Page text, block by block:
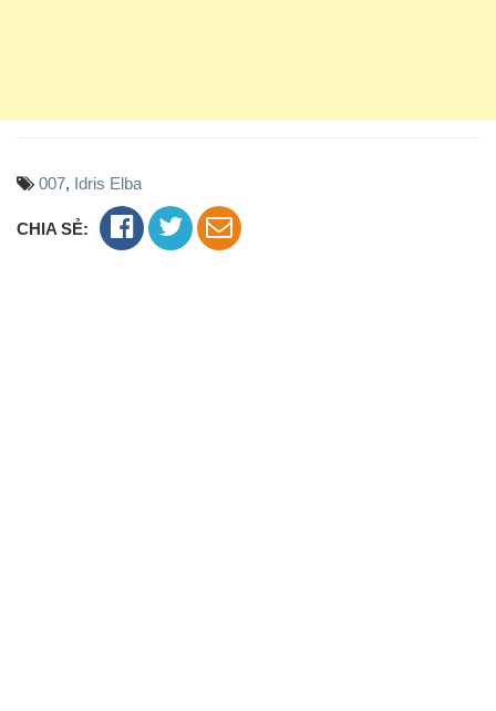
007, Idris Elba
CHIA SẺ: